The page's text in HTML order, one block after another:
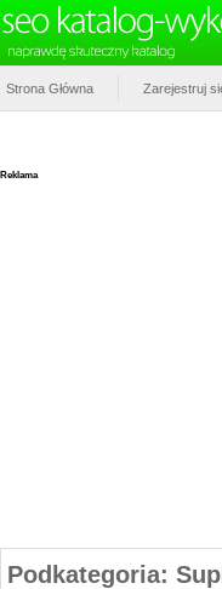
Strona Główna Zarejestruj
Reklama
Podkategoria: